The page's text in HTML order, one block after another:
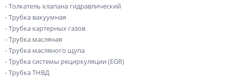
- Толкатель клапана гидравлический
- Трубка вакуумная
- Трубка картерных газов
- Трубка масляная
- Трубка масляного щупа
- Трубка системы рециркуляции (EGR)
- Трубка ТНВД